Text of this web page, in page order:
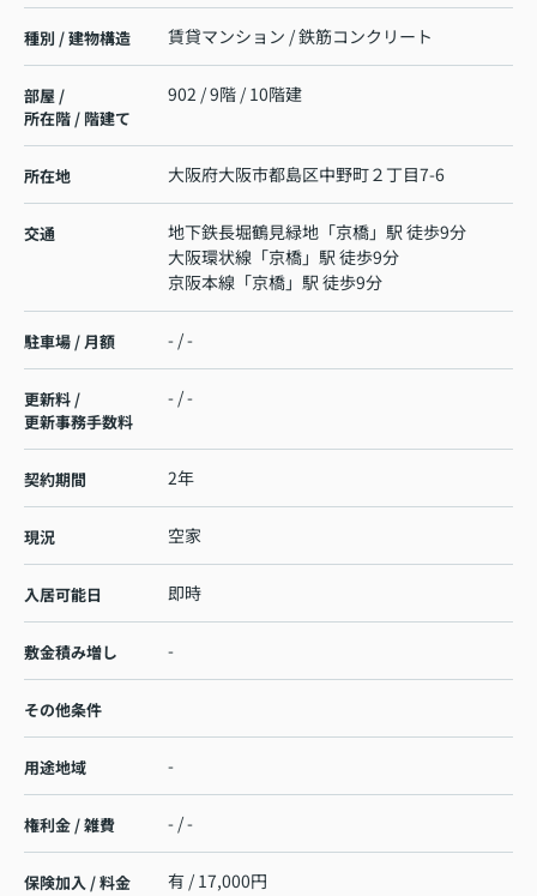
種別 / 建物構造 賃貸マンション / 鉄筋コンクリート
部屋 /
所在階 / 階建て
902 / 9階 / 10階建
所在地 大阪府大阪市都島区中野町２丁目7-6
交通 地下鉄長堀鶴見緑地 「京橋」駅 徒歩9分
大阪環状線 「京橋」駅 徒歩9分
京阪本線 「京橋」駅 徒歩9分
駐車場 / 月額 - / -
更新料 /
更新事務手数料
- / -
契約期間 2年
現況 空家
入居可能日 即時
敷金積み増し -
その他条件
用途地域 -
権利金 / 雑費 - / -
保険加入 / 料金 有 / 17,000円